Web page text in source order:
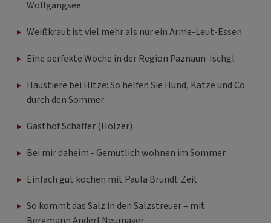
Wolfgangsee
Weißkraut ist viel mehr als nur ein Arme-Leut-Essen
Eine perfekte Woche in der Region Paznaun-Ischgl
Haustiere bei Hitze: So helfen Sie Hund, Katze und Co
durch den Sommer
Gasthof Schäffer (Holzer)
Bei mir daheim - Gemütlich wohnen im Sommer
Einfach gut kochen mit Paula Bründl: Zeit
So kommt das Salz in den Salzstreuer – mit